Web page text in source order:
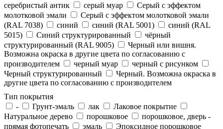
серебристый антик
серый муар
Серый с эффектом
молотковой эмали
Серый с эффектом молотковой эмали
(RAL 7038)
синий синий (RAL 5001)
синий (RAL
5015)
Синий структурированный
чёрный
структурированный (RAL 9005)
Черный или вишня.
Возможна окраска в другие цвета по согласованию с
производителем
черный муар
черный с рисунком
Черный структурированный
Черный. Возможна окраска в
другие цвета по согласованию с производителем
Тип покрытия
-
Грунт-эмаль лак
Лаковое покрытие
Натуральное дерево
порошковое
порошковое, дверь -
прямая фотопечать
эмаль Эпоксидное порошковое